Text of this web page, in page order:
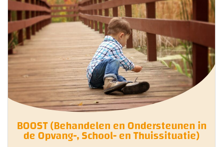
BOOST (Behandelen en Ondersteunen in
de Opvang-, School- en Thuissituatie)